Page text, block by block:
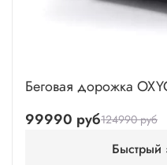
Беговая дорожка
99990 руб124990 руб
Быстрый